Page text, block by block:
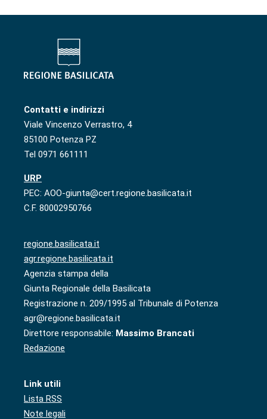
Contatti e indirizzi
Viale Vincenzo Verrastro, 4
85100 Potenza PZ
Tel 0971 661111
URP
PEC: AOO-giunta@cert.regione.basilicata.it
C.F. 80002950766
regione.basilicata.it
agr.regione.basilicata.it
Agenzia stampa della
Giunta Regionale della Basilicata
Registrazione n. 209/1995 al Tribunale di Potenza
agr@regione.basilicata.it
Direttore responsabile: Massimo Brancati
Redazione
Link utili
Lista RSS
Note legali